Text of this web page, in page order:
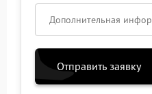
Отправить заявку